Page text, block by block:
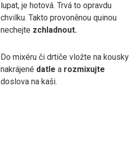
lupat, je hotová. Trvá to opravdu
chvilku. Takto provoněnou quinou
nechejte zchladnout.
Do mixéru či drtiče vložte na kousky
nakrájené datle a rozmixujte
doslova na kaši.